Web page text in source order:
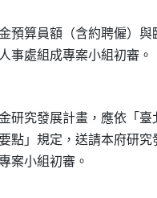
預算員額（含約聘僱）
研究發展計畫，應依「
要點」規定，送請本府研